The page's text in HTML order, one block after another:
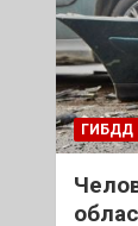
ГИБДД